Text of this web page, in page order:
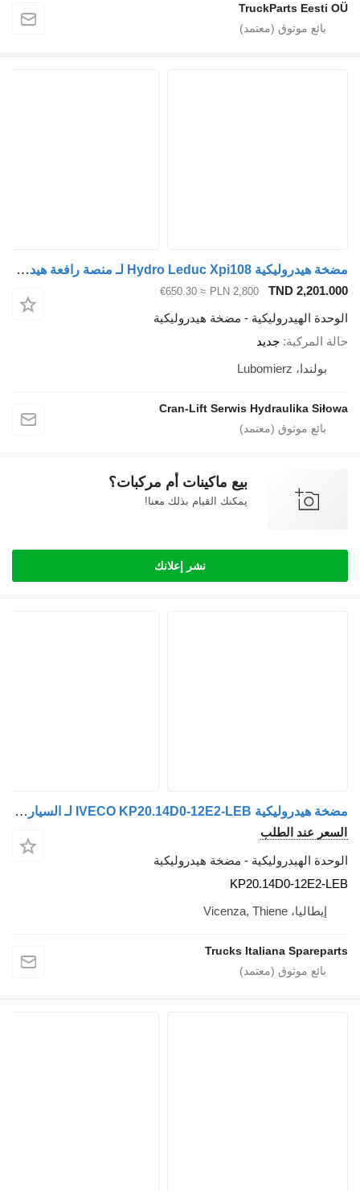
مضخة هيدروليكية Hydro Leduc Xpi108 لـ منصة رافعة هيدروليكية
PLN 2,800
≈ €650.30
- مضخة هيدروليكية
جديد
Cran-Lift Serwis
بيع ماكينات أم مركبات؟
يمكنك القيام بذلك معنا!
مضخة هيدروليكية IVECO KP20.14D0-12E2-LEB لـ السيارات القاطرة IVECO EUROTECH
الطلب
- مضخة هيدروليكية
Trucks Italiana